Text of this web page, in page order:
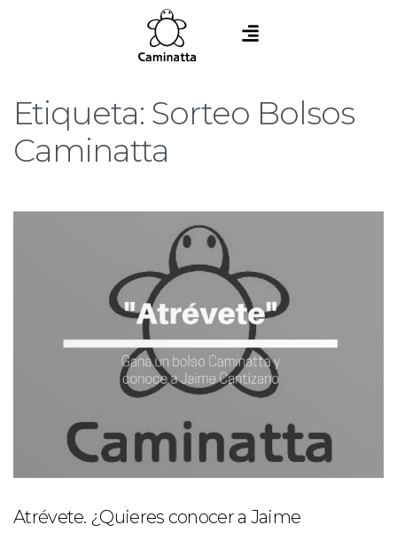
Etiqueta: Sorteo Bolsos
Caminatta
Atrévete. ¿Quieres conocer a Jaime